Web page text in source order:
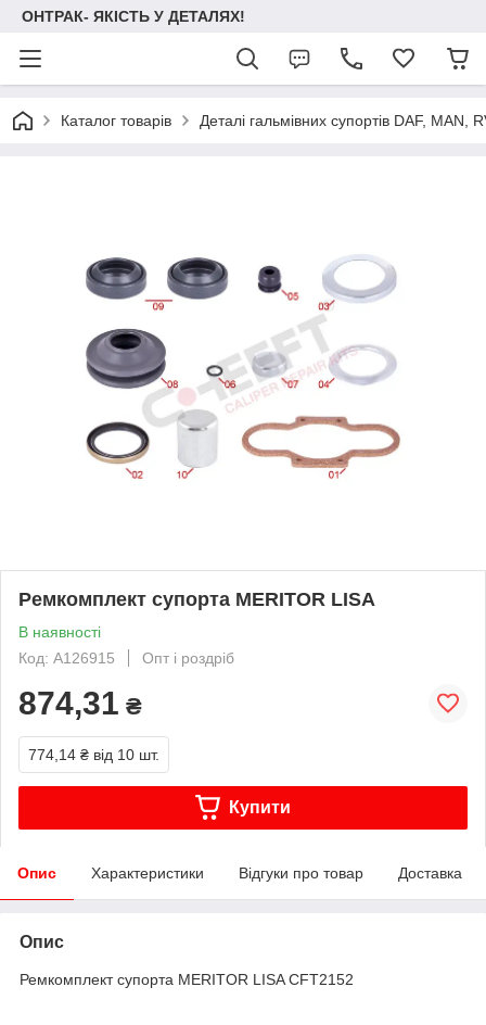
ОНТРАК- ЯКІСТЬ У ДЕТАЛЯХ!
Каталог товарів Деталі гальмівних супортів DAF,
Ремкомплект супорта MERITOR LISA
В наявності
Код: A126915
Опт і роздріб
874,31 ₴
774,14 ₴ від 10 шт.
Купити
Опис Характеристики Відгуки про товар Доставка
Опис
Ремкомплект супорта MERITOR LISA CFT2152